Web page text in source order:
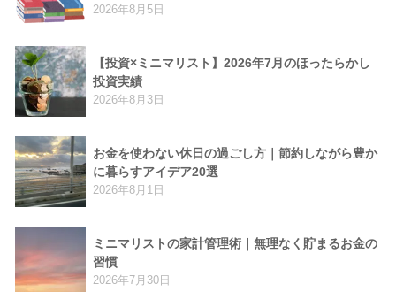
2026年8月5日
【投資×ミニマリスト】2026年7月のほったらかし
投資実績
2026年8月3日
お金を使わない休日の過ごし方｜節約しながら豊か
に暮らすアイデア20選
2026年8月1日
ミニマリストの家計管理術｜無理なく貯まるお金の
習慣
2026年7月30日